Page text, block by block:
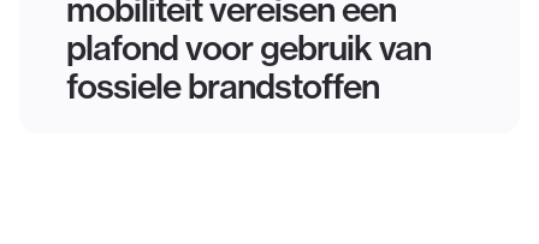
mobiliteit vereisen een
plafond voor gebruik van
fossiele brandstoffen